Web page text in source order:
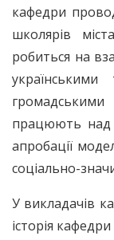
кафедри
школярів
робиться на
громадськими
працюють над
апробації
соціально-
У викладачів
історія